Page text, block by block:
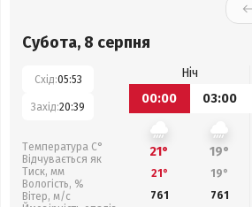
Субота, 8 серпня
Схід:05:53
Захід:20:39
Температура С°
Відчувається як
Тиск, мм
Вологість, %
Вітер, м/с
Ніч
00:00
03:00
21° 19°
21° 19°
761
761